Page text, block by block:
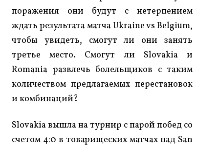
поражения они будут с нетерпением
ждать результата матча Ukraine vs Belgium,
чтобы увидеть, смогут ли они занять
третье место. Смогут ли Slovakia и
Romania развлечь болельщиков с таким
количеством предлагаемых перестановок
и комбинаций?
Slovakia вышла на турнир с парой побед со
счетом 4:0 в товарищеских матчах над San